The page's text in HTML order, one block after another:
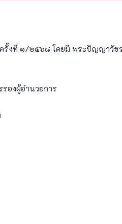
รั้งที่ ๑/๒๕๖๘ โดยมี พระปัญญาวั
องผู้อำนวยการ